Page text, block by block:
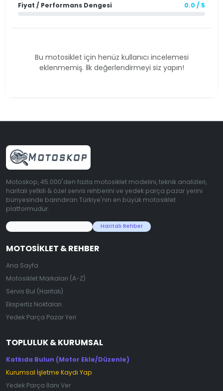
Fiyat / Performans Dengesi 0.0 / 5
Bu motosiklet için henüz kullanıcı incelemesi
eklenmemiş. İlk değerlendirmeyi siz yapın!
Motoskop, 45.000'den fazla motosiklet modelini, teknik analizleri,
haritalı yetkili & özel servis rehberini ve yedek parça pazar yerini
bünyesinde barındıran Türkiye'nin en büyük motosiklet
platformudur.
Haritalı Rehber
MOTOSIKLET & REHBER
Ana Sayfa
Motosiklet Markaları (A-Z)
Servis Bul (Haritalı)
Ekspertiz Noktaları
Yedek Parça Pazar Yeri
TOPLULUK & KURUMSAL
Katkıda Bulun (Motor Ekle/Düzenle)
Kurumsal İşletme Kaydı Yap
Yedek Parça İlanı Ver